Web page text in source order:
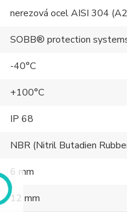
nerezová ocel AISI 304
SOBB® protection
-40°C
+100°C
IP 68
NBR (Nitril Butadien
6 mm
12 mm